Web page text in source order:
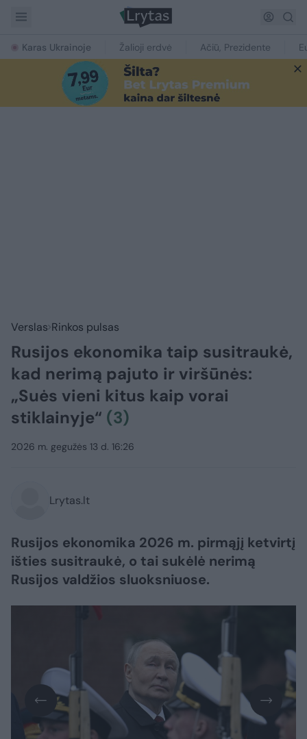
Karas Ukrainoje Žalioji erdvė Ačiū, Prezidente
Verslas Rinkos pulsas
Rusijos ekonomika taip susitraukė,
kad nerimą pajuto ir viršūnės:
„Suės vieni kitus kaip vorai
stiklainyje“ (3)
2026 m. gegužės 13 d. 16:26
Lrytas.lt
Rusijos ekonomika 2026 m. pirmąjį ketvirtį
išties susitraukė, o tai sukėlė nerimą
Rusijos valdžios sluoksniuose.